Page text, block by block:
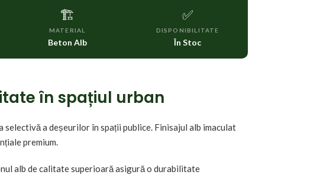
🏗️
MATERIAL
Beton Alb
✅
DISPONIBILITATE
În Stoc
în spațiul urban
a deșeurilor în spații publice. Finisajul alb imaculat
premium.
alb de calitate superioară asigură o durabilitate